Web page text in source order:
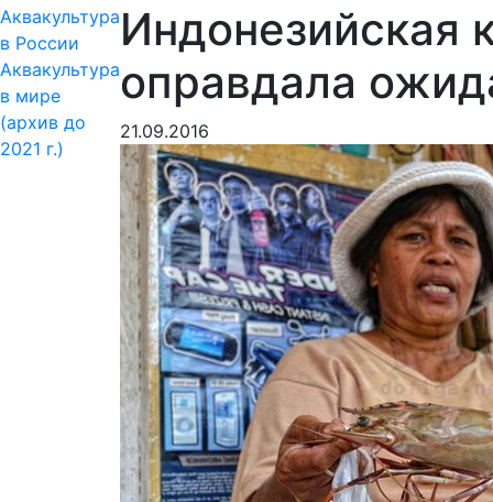
Аквакультура
в России
Аквакультура
в мире
(архив до
2021 г.)
Индонезийская
оправдала
21.09.2016